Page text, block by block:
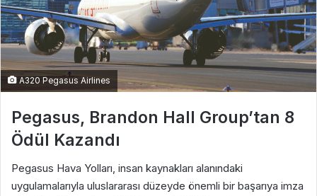
A320 Pegasus Airlines
Pegasus, Brandon Hall Group’tan 8
Ödül Kazandı
Pegasus Hava Yolları, insan kaynakları alanındaki
uygulamalarıyla uluslararası düzeyde önemli bir başarıya imza